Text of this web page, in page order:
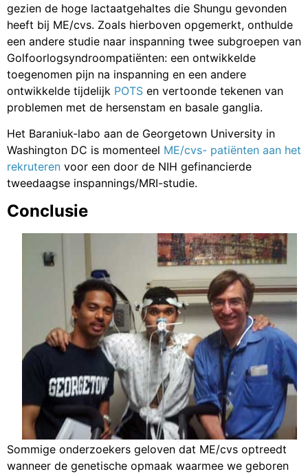
gezien de hoge lactaatgehaltes die Shungu gevonden
heeft bij ME/cvs. Zoals hierboven opgemerkt, onthulde
een andere studie naar inspanning twee subgroepen van
Golfoorlogsyndroompatiënten: een ontwikkelde
toegenomen pijn na inspanning en een andere
ontwikkelde tijdelijk POTS en vertoonde tekenen van
problemen met de hersenstam en basale ganglia.
Het Baraniuk-labo aan de Georgetown University in
Washington DC is momenteel ME/cvs- patiënten aan het
rekruteren voor een door de NIH gefinancierde
tweedaagse inspannings/MRI-studie.
Conclusie
Sommige onderzoekers geloven dat ME/cvs optreedt
wanneer de genetische opmaak waarmee we geboren